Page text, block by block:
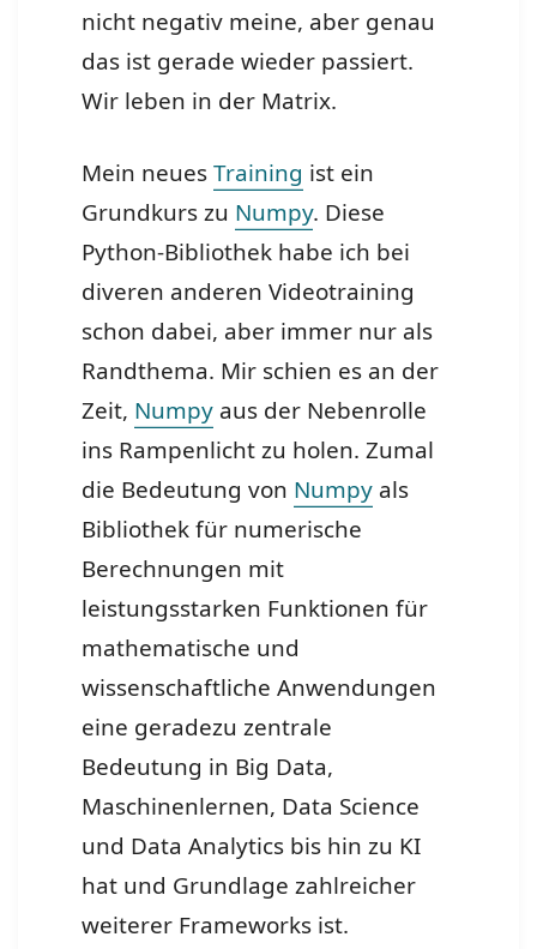
nicht negativ meine, aber genau
das ist gerade wieder passiert.
Wir leben in der Matrix.
Mein neuesTraining ist ein
Grundkurs zu Numpy. Diese
Python-Bibliothek habe ich bei
diveren anderen Videotraining
schon dabei, aber immer nur als
Randthema. Mir schien es an der
Zeit, Numpy aus der Nebenrolle
ins Rampenlicht zu holen.Zumal
die Bedeutung von Numpy als
Bibliothek für numerische
Berechnungen mit
leistungsstarken Funktionen für
mathematische und
wissenschaftliche Anwendungen
eine geradezu zentrale
Bedeutung in Big Data,
Maschinenlernen, Data Science
und Data Analytics bis hin zu KI
hat und Grundlage zahlreicher
weiterer Frameworks ist.